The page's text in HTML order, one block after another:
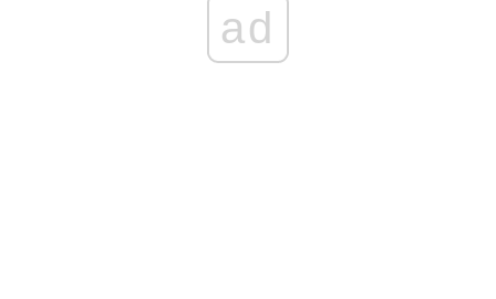
ad